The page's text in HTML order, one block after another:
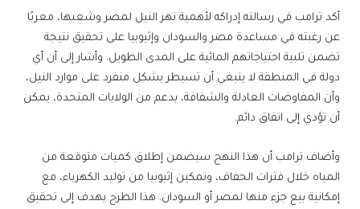
أكد ترامب في رسالته إدراكه لأهمية نهر النيل لمصر وشعبها، معربًا
عن رغبته في مساعدة مصر والسودان وإثيوبيا على تحقيق نتيجة
تضمن تلبية احتياجاتهم المائية على المدى الطويل. وأشار إلى أن أي
دولة في المنطقة لا ينبغي أن تسيطر بشكل منفرد على موارد النيل،
وأن المفاوضات العادلة والشفافة، بدعم من الولايات المتحدة، يمكن
أن تؤدي إلى اتفاق دائم.
وأضاف ترامب أن هذا النهج سيضمن إطلاق كميات متوقعة من
المياه خلال فترات الجفاف، وتمكين إثيوبيا من توليد الكهرباء، مع
إمكانية بيع جزء منها لمصر أو السودان. هذا الطرح يهدف إلى تحقيق